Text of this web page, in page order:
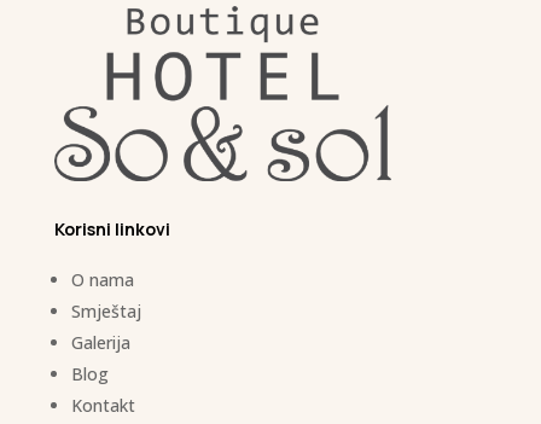
Korisni linkovi
O nama
Smještaj
Galerija
Blog
Kontakt